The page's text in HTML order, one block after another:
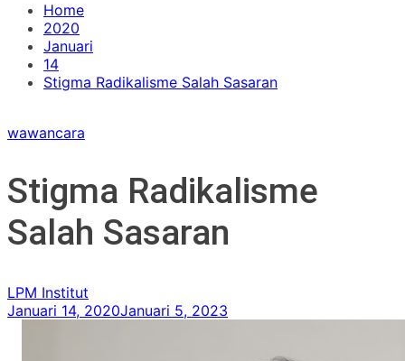
Home
2020
Januari
14
Stigma Radikalisme Salah Sasaran
wawancara
Stigma Radikalisme
Salah Sasaran
LPM Institut
Januari 14, 2020Januari 5, 2023